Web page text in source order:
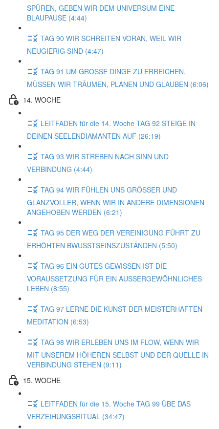
SPÜREN, GEBEN WIR DEM UNIVERSUM EINE
BLAUPAUSE (4:44)
TAG 90 WIR SCHREITEN VORAN, WEIL WIR
NEUGIERIG SIND (4:47)
TAG 91 UM GROSSE DINGE ZU ERREICHEN,
MÜSSEN WIR TRÄUMEN, PLANEN UND GLAUBEN (6:06)
14. WOCHE
LEITFADEN für die 14. Woche TAG 92 STEIGE IN
DEINEN SEELENDIAMANTEN AUF (26:19)
TAG 93 WIR STREBEN NACH SINN UND
VERBINDUNG (4:44)
TAG 94 WIR FÜHLEN UNS GRÖSSER UND
GLANZVOLLER, WENN WIR IN ANDERE DIMENSIONEN
ANGEHOBEN WERDEN (6:21)
TAG 95 DER WEG DER VEREINIGUNG FÜHRT ZU
ERHÖHTEN BWUSSTSEINSZUSTÄNDEN (5:50)
TAG 96 EIN GUTES GEWISSEN IST DIE
VORAUSSETZUNG FÜR EIN AUSSERGEWÖHNLICHES
LEBEN (8:55)
TAG 97 LERNE DIE KUNST DER MEISTERHAFTEN
MEDITATION (6:53)
TAG 98 WIR ERLEBEN UNS IM FLOW, WENN WIR
MIT UNSEREM HÖHEREN SELBST UND DER QUELLE IN
VERBINDUNG STEHEN (9:11)
15. WOCHE
LEITFADEN für die 15. Woche TAG 99 ÜBE DAS
VERZEIHUNGSRITUAL (34:47)